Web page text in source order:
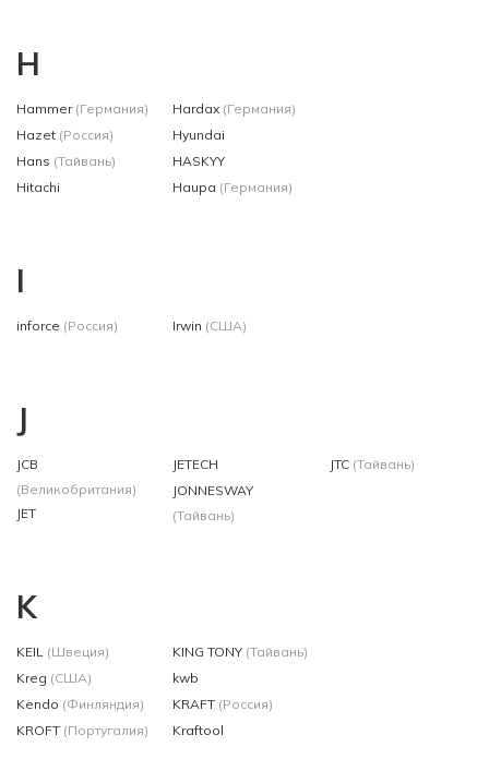
H
Hammer (Германия)
Hazet (Россия)
Hans (Тайвань)
Hitachi
Hardax (Германия)
Hyundai
HASKYY
Haupa (Германия)
I
inforce (Россия) Irwin (США)
J
JCB
(Великобритания)
JET
JETECH
JONNESWAY
(Тайвань)
JTC (Тайвань)
K
KEIL (Швеция)
Kreg (США)
Kendo (Финляндия)
KROFT (Португалия)
KING TONY (Тайвань)
kwb
KRAFT (Россия)
Kraftool